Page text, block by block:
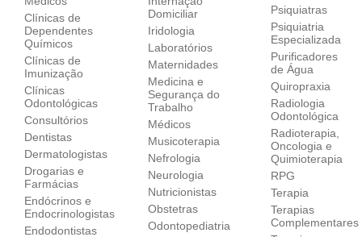
Clínicas de
Dependentes
Químicos
Clínicas de
Imunização
Clínicas
Odontológicas
Consultórios
Dentistas
Dermatologistas
Drogarias e
Farmácias
Endócrinos e
Endocrinologistas
Endodontistas
Domiciliar
Iridologia
Laboratórios
Maternidades
Medicina e
Segurança do
Trabalho
Médicos
Musicoterapia
Nefrologia
Neurologia
Nutricionistas
Obstetras
Odontopediatria
Psiquiatras
Psiquiatria
Especializada
Purificadores
de Água
Quiropraxia
Radiologia
Odontológica
Radioterapia,
Oncologia e
Quimioterapia
RPG
Terapia
Terapias
Complementares